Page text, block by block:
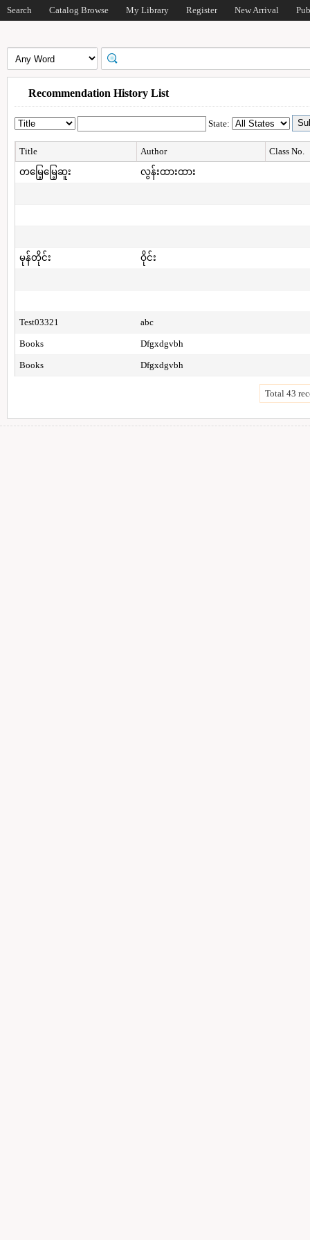
Search Catalog Browse My Library Register New Arrival
Recommendation History List
State:
Title Author
Class No.
တမြေ့မြေ့ဆူး
လွန်းထားထား
မုန်တိုင်း ဝိုင်း
Test03321 abc
Books Dfgxdgvbh
Books Dfgxdgvbh
Total 43